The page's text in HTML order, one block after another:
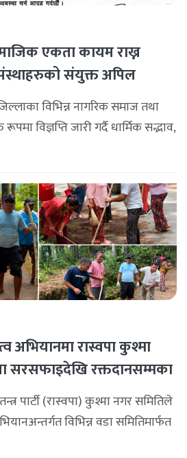
एकता कायम राख्न
संयुक्त अपिल
विभिन्न नागरिक समाज तथा
विज्ञप्ति जारी गर्दै धार्मिक सद्भाव,
कायम राख्न सबै पक्षलाई संयमता
अभियानमा रास्वपा कुश्मा
सरसफाइदेखि रक्तदानसम्मका
पार्टी (रास्वपा) कुश्मा नगर समितिले
विभिन्न वडा समितिमार्फत
सञ्चालन गरिरहेको जनाएको